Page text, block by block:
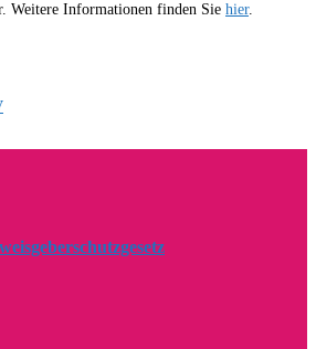
Weitere Informationen finden Sie hier.